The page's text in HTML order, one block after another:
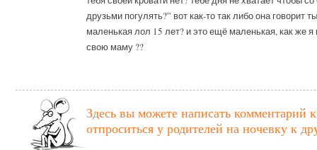
друзьми погулять?” вот как-то так либо она говорит
маленькая лол 15 лет? и это ещё маленькая, как же
свою маму ??
Здесь вы можете написать комментарий
отпроситься у родителей на ночевку к